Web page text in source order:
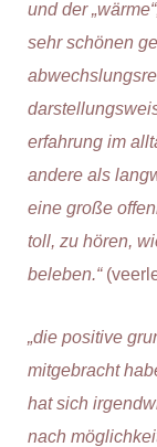
und der
sehr schönen
erfahrung im
andere als
eine große
toll, zu hören,
beleben.“
„die positive
mitgebracht
hat sich
nach